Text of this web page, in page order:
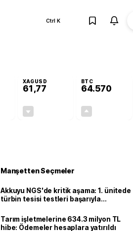
Ctrl K
XAGUSD
61,77
BTC
64.570
Manşetten Seçmeler
Akkuyu NGS'de kritik aşama: 1. ünitede
türbin tesisi testleri başarıyla
Tarım işletmelerine 634.3 milyon TL
hibe: Ödemeler hesaplara yatırıldı